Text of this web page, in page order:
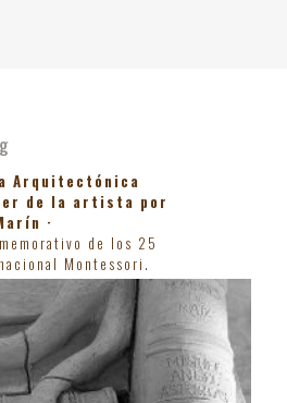
Arquitectónica
de la artista por
·
de los 25
Montessori.